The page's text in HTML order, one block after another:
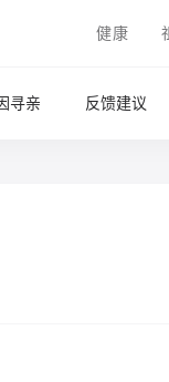
健康
寻亲 反馈建议